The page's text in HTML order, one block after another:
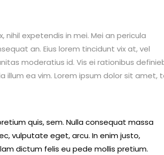
expetendis in mei. Mei an pericula
an. Eius lorem tincidunt vix at, vel
moderatius id. Vis ei rationibus
illum ea vim. Lorem ipsum dolor sit amet,
quis, sem. Nulla consequat massa
vulputate eget, arcu. In enim justo,
dictum felis eu pede mollis pretium.